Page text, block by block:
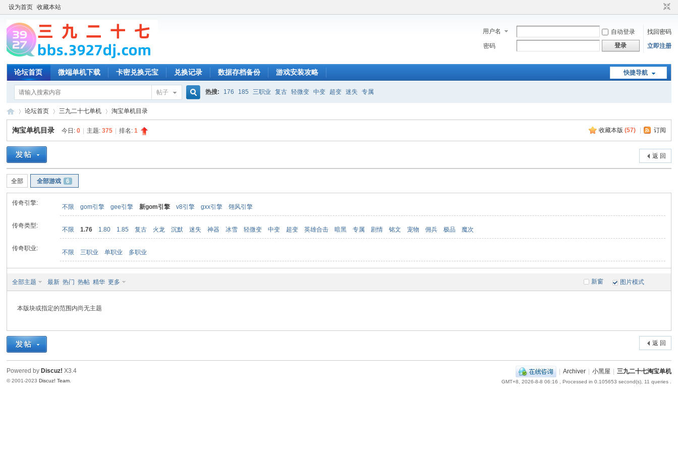
设为首页 收藏本站
用户名 自动登录
找回密码
密码
登录 立即注册
快捷导航
论坛首页 微端单机下载 卡密兑换元宝 兑换记录 数据存档备份 游戏安装攻略
帖子 热搜: 176 185 三职业 复古 轻微变 中变 超变 迷失 专属
»
论坛首页 三九二十七单机 淘宝单机目录
收藏本版 (57) 订阅
淘宝单机目录 今日:0 主题:375 排名:1
返 回
全部 全部游戏 6
传奇引擎:
不限 gom引擎 gee引擎 新gom引擎 v8引擎 gxx引擎 翎风引擎
传奇类型:
不限 1.76 1.80 1.85 复古 火龙 沉默 迷失 神器 冰雪 轻微变 中变 超变 英雄合击 暗黑 专属 剧情 铭文 宠物 佣兵 极品 魔次
传奇职业:
不限 三职业 单职业 多职业
新窗
全部主题 最新 热门 热帖 精华 更多 图片模式
本版块或指定的范围内尚无主题
返 回
| Archiver | 小黑屋 | 三九二十七淘宝单机
GMT+8, 2026-8-8 06:16 , Processed in 0.105653 second(s), 11 queries .
Powered by Discuz! X3.4
© 2001-2023Discuz! Team